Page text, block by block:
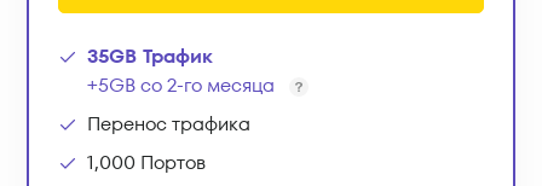
35GB Трафик
+5GB со 2-го месяца
Перенос трафика
1,000 Портов